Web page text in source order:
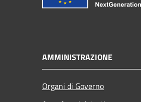
AMMINISTRAZIONE
Organi di Governo